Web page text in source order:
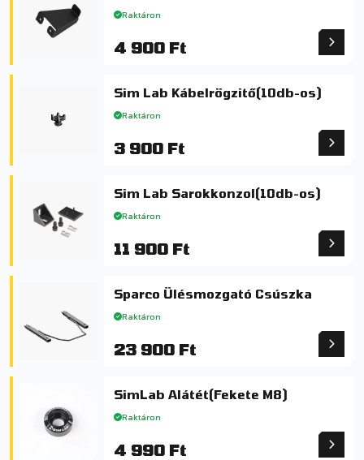
Raktáron
4 900 Ft
Sim Lab Kábelrögzitő(10db-os)
Raktáron
3 900 Ft
Sim Lab Sarokkonzol(10db-os)
Raktáron
11 900 Ft
Sparco Ülésmozgató Csúszka
Raktáron
23 900 Ft
SimLab Alátét(Fekete M8)
Raktáron
4 990 Ft